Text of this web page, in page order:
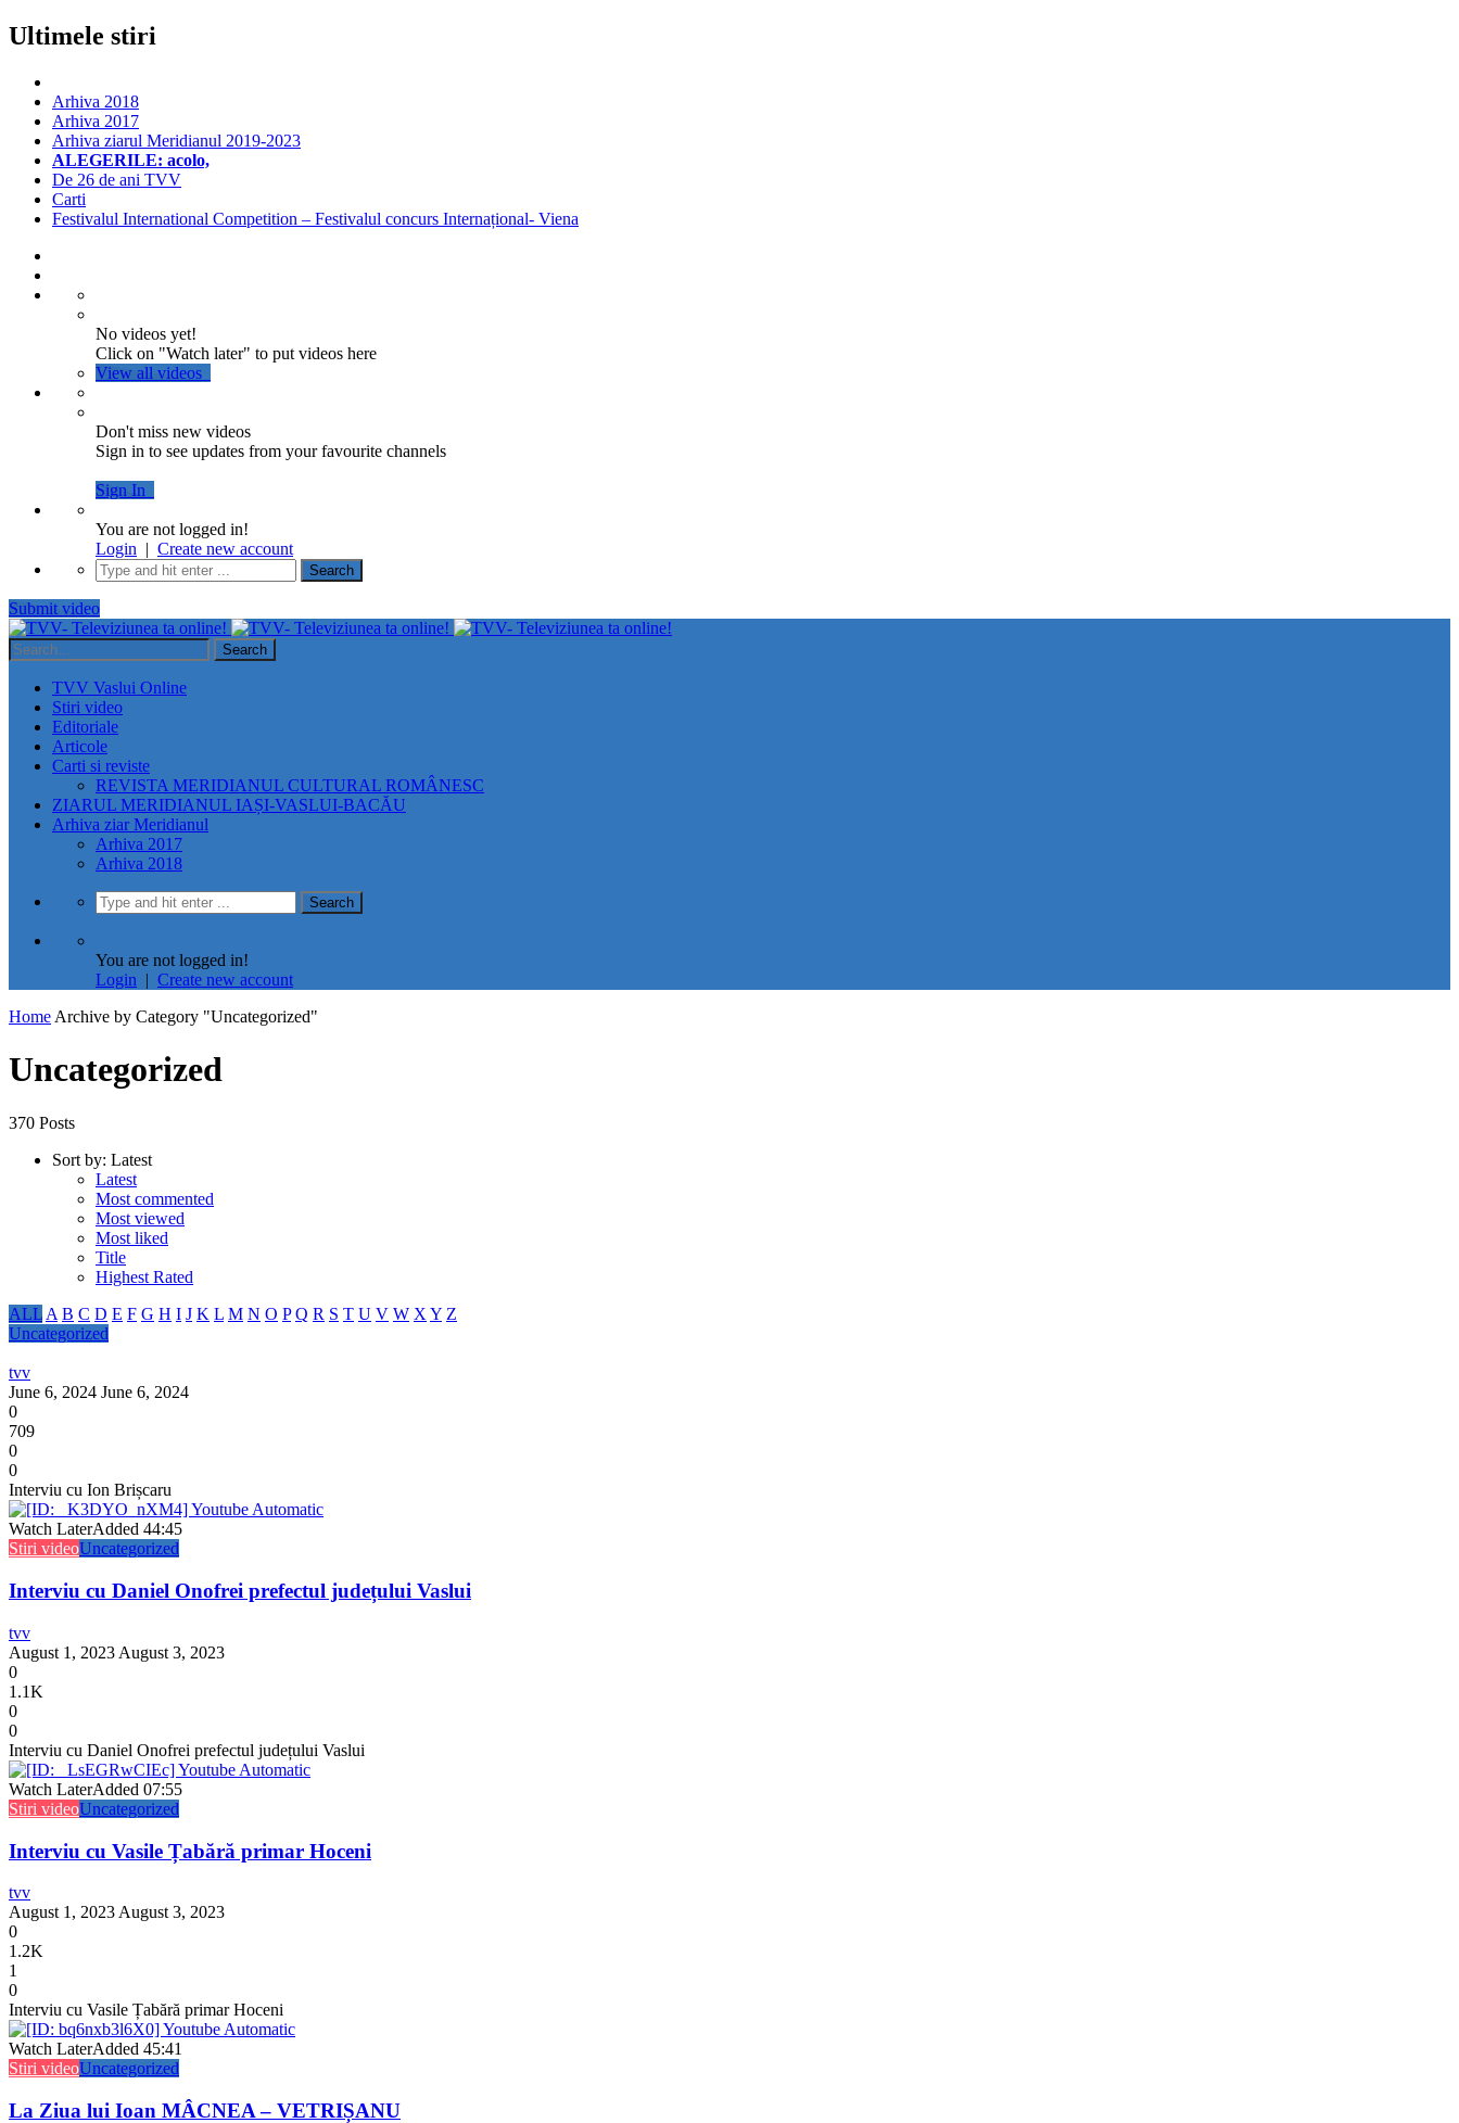
Ultimele stiri
Arhiva 2018
Arhiva 2017
Arhiva ziarul Meridianul 2019-2023
ALEGERILE: acolo,
De 26 de ani TVV
Carti
Festivalul International Competition – Festivalul concurs Internațional- Viena
No videos yet!
Click on "Watch later" to put videos here
View all videos
Don't miss new videos
Sign in to see updates from your favourite channels
Sign In
You are not logged in!
Login | Create new account
Submit video
TVV Vaslui Online
Stiri video
Editoriale
Articole
Carti si reviste
REVISTA MERIDIANUL CULTURAL ROMÂNESC
ZIARUL MERIDIANUL IAȘI-VASLUI-BACĂU
Arhiva ziar Meridianul
Arhiva 2017
Arhiva 2018
You are not logged in!
Login | Create new account
Home Archive by Category "Uncategorized"
Uncategorized
370 Posts
Sort by: Latest
Latest
Most commented
Most viewed
Most liked
Title
Highest Rated
ALL A B C D E F G H I J K L M N O P Q R S T U V W X Y Z
Uncategorized
tvv
June 6, 2024 June 6, 2024
0
709
0
0
Interviu cu Ion Brișcaru
Watch LaterAdded 44:45
Stiri videoUncategorized
Interviu cu Daniel Onofrei prefectul județului Vaslui
tvv
August 1, 2023 August 3, 2023
0
1.1K
0
0
Interviu cu Daniel Onofrei prefectul județului Vaslui
Watch LaterAdded 07:55
Stiri videoUncategorized
Interviu cu Vasile Țabără primar Hoceni
tvv
August 1, 2023 August 3, 2023
0
1.2K
1
0
Interviu cu Vasile Țabără primar Hoceni
Watch LaterAdded 45:41
Stiri videoUncategorized
La Ziua lui Ioan MÂCNEA – VETRIȘANU